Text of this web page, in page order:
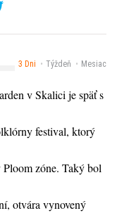
3 Dni Týždeň Mesiac
v Skalici je späť s
festival, ktorý
zóne. Taký bol
otvára vynovený